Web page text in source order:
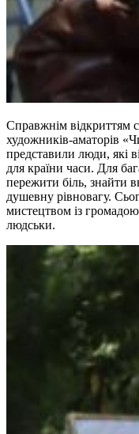
Справжнім відкриттям
художників-аматорів
представили люди, які
для країни часи. Для
пережити біль, знайти
душевну рівновагу.
мистецтвом із
людськи.